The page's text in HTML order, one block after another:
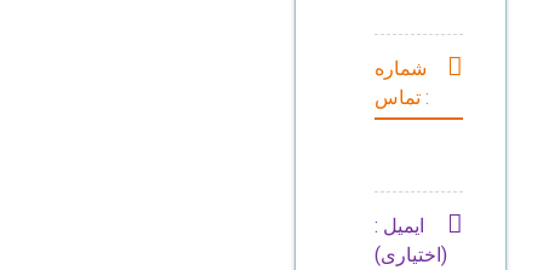
شماره
تماس :
ایمیل :
(اختیاری)